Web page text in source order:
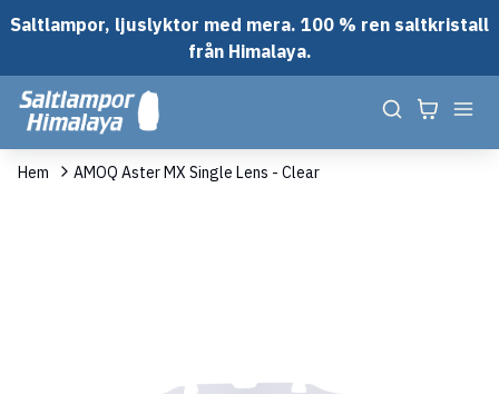
Saltlampor, ljuslyktor med mera. 100 % ren saltkristall
från Himalaya.
Hem AMOQ Aster MX Single Lens - Clear